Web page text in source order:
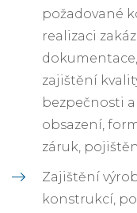
požadované
realizaci
zajištění
bezpečnosti
obsazení,
záruk,
Zajištění
konstrukcí,